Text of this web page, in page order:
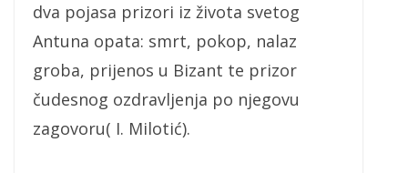
dva pojasa prizori iz života svetog
Antuna opata: smrt, pokop, nalaz
groba, prijenos u Bizant te prizor
čudesnog ozdravljenja po njegovu
zagovoru( I. Milotić).